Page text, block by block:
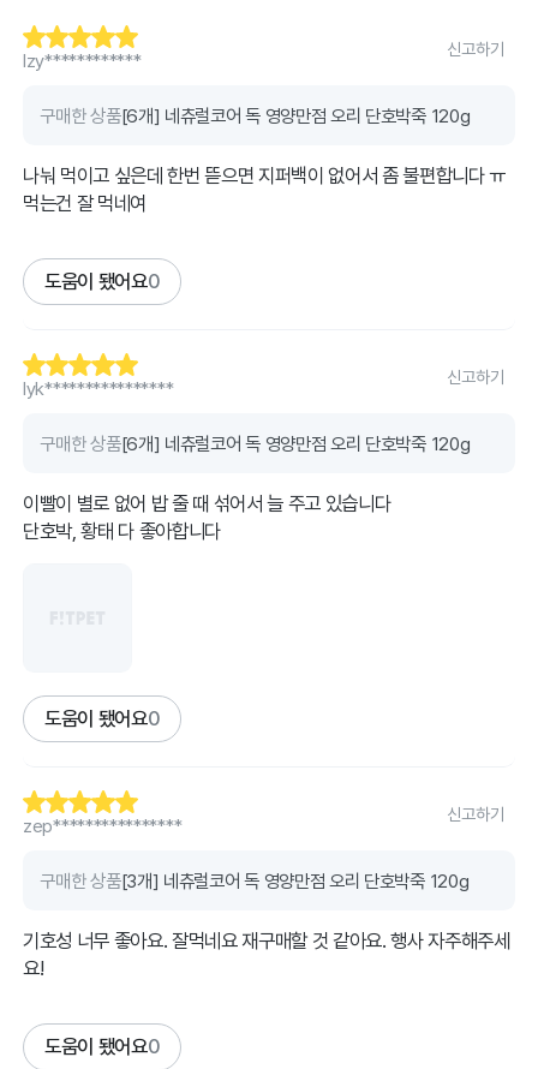
lzy************
신고하기
구매한 상품[6개] 네츄럴코어 독 영양만점 오리 단호박죽 120g
나눠 먹이고 싶은데 한번 뜯으면 지퍼백이 없어서 좀 불편합니다 ㅠ
먹는건 잘 먹네여
도움이 됐어요0
lyk****************
신고하기
구매한 상품[6개] 네츄럴코어 독 영양만점 오리 단호박죽 120g
이빨이 별로 없어 밥 줄 때 섞어서 늘 주고 있습니다
단호박, 황태 다 좋아합니다
도움이 됐어요0
zep****************
신고하기
구매한 상품[3개] 네츄럴코어 독 영양만점 오리 단호박죽 120g
기호성 너무 좋아요. 잘먹네요 재구매할 것 같아요. 행사 자주해주세
요!
도움이 됐어요0